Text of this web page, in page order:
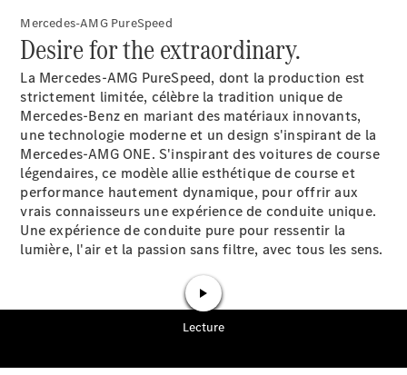
Mercedes-
Benz Store
Break
Tous les
Breaks
CLA
Shooting
Électrique
Mercedes-AMG PureSpeed
Desire for the extraordinary.
La Mercedes-AMG PureSpeed, dont la production est
strictement limitée, célèbre la tradition unique de
Mercedes-Benz en mariant des matériaux innovants,
une technologie moderne et un design s'inspirant de la
Mercedes-AMG ONE. S'inspirant des voitures de course
légendaires, ce modèle allie esthétique de course et
performance hautement dynamique, pour offrir aux
vrais connaisseurs une expérience de conduite unique.
Une expérience de conduite pure pour ressentir la
lumière, l'air et la passion sans filtre, avec tous les sens.